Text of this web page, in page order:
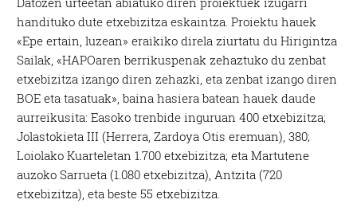
handituko dute etxebizitza eskaintza. Proiektu hauek
«Epe ertain, luzean» eraikiko direla ziurtatu du Hirigintza
Sailak, «HAPOaren berrikuspenak zehaztuko du zenbat
etxebizitza izango diren zehazki, eta zenbat izango diren
BOE eta tasatuak», baina hasiera batean hauek daude
aurreikusita: Easoko trenbide inguruan 400 etxebizitza;
Jolastokieta III (Herrera, Zardoya Otis eremuan), 380;
Loiolako Kuarteletan 1.700 etxebizitza; eta Martutene
auzoko Sarrueta (1.080 etxebizitza), Antzita (720
etxebizitza), eta beste 55 etxebizitza.